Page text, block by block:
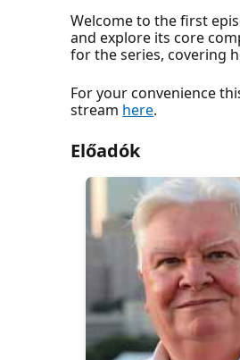
Welcome to the first
and explore its core
for the series, covering
For your convenience
stream here.
Előadók